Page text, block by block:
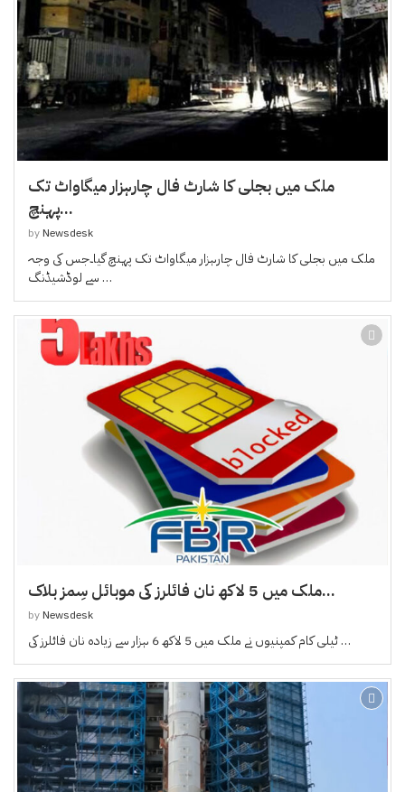
ملک میں بجلی کا شارٹ فال چارہزار میگاواٹ تک
پہنچ...
by Newsdesk
ملک میں بجلی کا شارٹ فال چارہزار میگاواٹ تک پہنچ گیا۔جس کی وجہ
سے لوڈشیڈنگ …
ملک میں 5 لاکھ نان فائلرز کی موبائل سِمز بلاک...
by Newsdesk
ٹیلی کام کمپنیوں نے ملک میں 5 لاکھ 6 ہزار سے زیادہ نان فائلرز کی …